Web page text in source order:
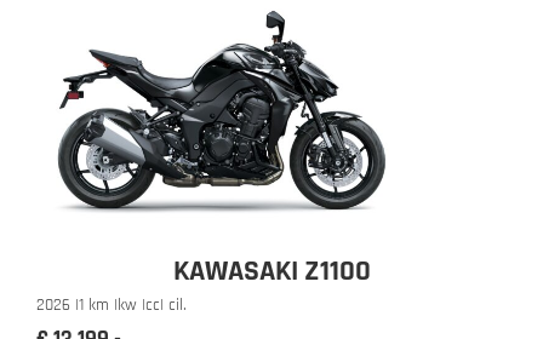
KAWASAKI Z1100
2026 |1 km |kw |cc| cil.